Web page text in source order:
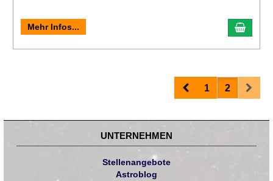
Mehr Infos...
Prev1 2 Next
UNTERNEHMEN
Stellenangebote
Astroblog